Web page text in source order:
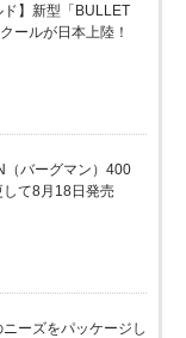
ド】新型「BULLET
ールが⽇本上陸！
（バーグマン）400
て8月18日発売
ニーズをパッケージし